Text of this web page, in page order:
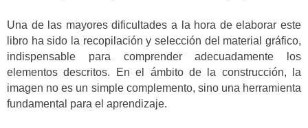
Una de las mayores dificultades a la hora de elaborar este
libro ha sido la recopilación y selección del material gráfico,
indispensable para comprender adecuadamente los
elementos descritos. En el ámbito de la construcción, la
imagen no es un simple complemento, sino una herramienta
fundamental para el aprendizaje.